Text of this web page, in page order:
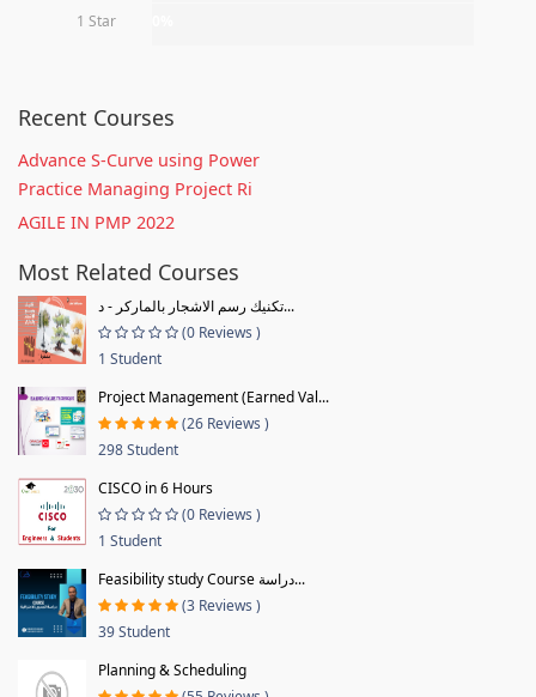
1 Star
Recent Courses
Advance S-Curve using Power
Practice Managing Project Ri
AGILE IN PMP 2022
Most Related Courses
تكنيك رسم الاشجار بالماركر - د...
(0 Reviews )
1 Student
Project Management (Earned Val...
(26 Reviews )
298 Student
CISCO in 6 Hours
(0 Reviews )
1 Student
Feasibility study Course دراسة...
(3 Reviews )
39 Student
Planning & Scheduling